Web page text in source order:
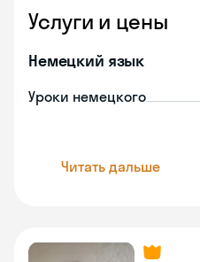
Услуги и цены
Немецкий язык
Уроки немецкого
Читать дальше